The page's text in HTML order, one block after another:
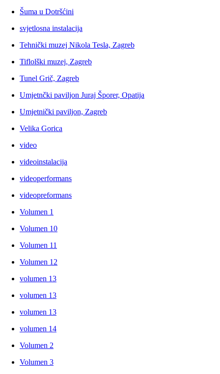
Šuma u Dotršćini
svjetlosna instalacija
Tehnički muzej Nikola Tesla, Zagreb
Tiflolški muzej, Zagreb
Tunel Grič, Zagreb
Umjetnčki paviljon Juraj Šporer, Opatija
Umjetnički paviljon, Zagreb
Velika Gorica
video
videoinstalacija
videoperformans
videopreformans
Volumen 1
Volumen 10
Volumen 11
Volumen 12
volumen 13
volumen 13
volumen 13
volumen 14
Volumen 2
Volumen 3